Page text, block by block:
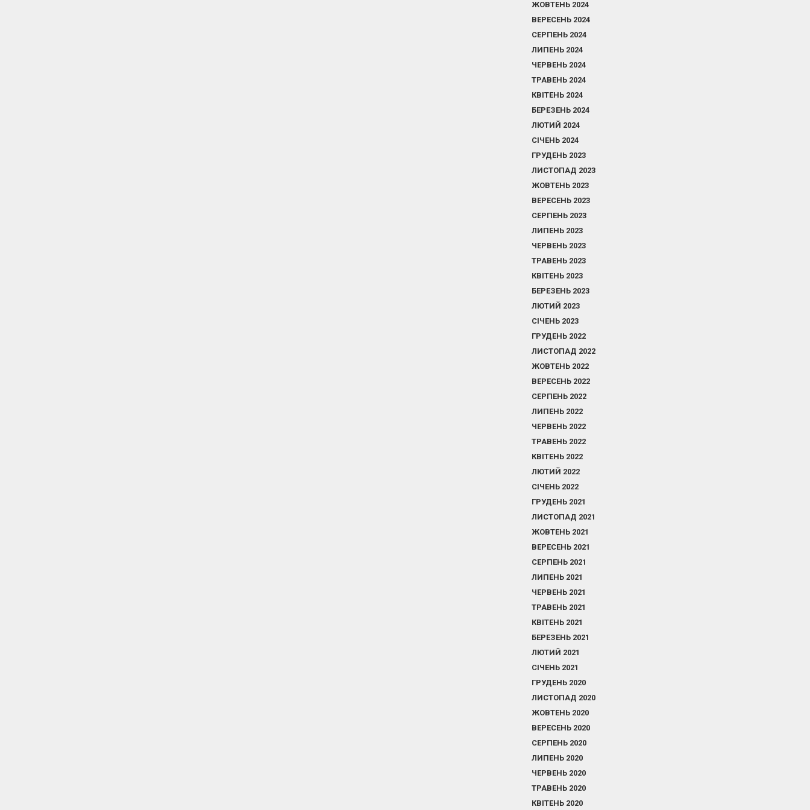
ЖОВТЕНЬ 2024
ВЕРЕСЕНЬ 2024
СЕРПЕНЬ 2024
ЛИПЕНЬ 2024
ЧЕРВЕНЬ 2024
ТРАВЕНЬ 2024
КВІТЕНЬ 2024
БЕРЕЗЕНЬ 2024
ЛЮТИЙ 2024
СІЧЕНЬ 2024
ГРУДЕНЬ 2023
ЛИСТОПАД 2023
ЖОВТЕНЬ 2023
ВЕРЕСЕНЬ 2023
СЕРПЕНЬ 2023
ЛИПЕНЬ 2023
ЧЕРВЕНЬ 2023
ТРАВЕНЬ 2023
КВІТЕНЬ 2023
БЕРЕЗЕНЬ 2023
ЛЮТИЙ 2023
СІЧЕНЬ 2023
ГРУДЕНЬ 2022
ЛИСТОПАД 2022
ЖОВТЕНЬ 2022
ВЕРЕСЕНЬ 2022
СЕРПЕНЬ 2022
ЛИПЕНЬ 2022
ЧЕРВЕНЬ 2022
ТРАВЕНЬ 2022
КВІТЕНЬ 2022
ЛЮТИЙ 2022
СІЧЕНЬ 2022
ГРУДЕНЬ 2021
ЛИСТОПАД 2021
ЖОВТЕНЬ 2021
ВЕРЕСЕНЬ 2021
СЕРПЕНЬ 2021
ЛИПЕНЬ 2021
ЧЕРВЕНЬ 2021
ТРАВЕНЬ 2021
КВІТЕНЬ 2021
БЕРЕЗЕНЬ 2021
ЛЮТИЙ 2021
СІЧЕНЬ 2021
ГРУДЕНЬ 2020
ЛИСТОПАД 2020
ЖОВТЕНЬ 2020
ВЕРЕСЕНЬ 2020
СЕРПЕНЬ 2020
ЛИПЕНЬ 2020
ЧЕРВЕНЬ 2020
ТРАВЕНЬ 2020
КВІТЕНЬ 2020